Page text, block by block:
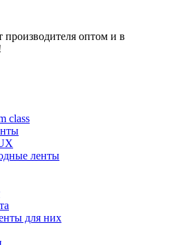
оптом и в
class
ленты
для них